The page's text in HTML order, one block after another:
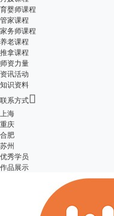
育婴师课程
管家课程
家务师课程
养老课程
推拿课程
师资力量
资讯活动
知识资料
联系方式
上海
重庆
合肥
苏州
优秀学员
作品展示